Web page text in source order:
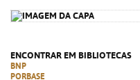
ENCONTRAR EM BIBLIOTECAS
BNP
PORBASE